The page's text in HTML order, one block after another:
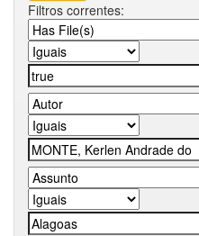
Filtros correntes: